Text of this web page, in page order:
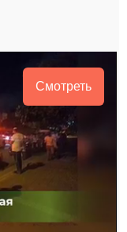
Смотреть